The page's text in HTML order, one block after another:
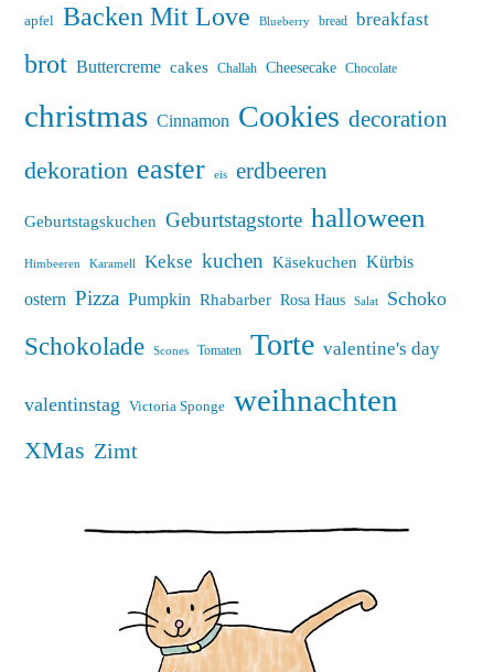
apfel Backen Mit Love Blueberry bread breakfast
brot Buttercreme cakes Challah Cheesecake Chocolate
christmas Cinnamon Cookies decoration
dekoration easter eis erdbeeren
Geburtstagskuchen Geburtstagstorte halloween
Himbeeren Karamell Kekse kuchen Käsekuchen Kürbis
ostern Pizza Pumpkin Rhabarber Rosa Haus Salat Schoko
Schokolade Scones Tomaten Torte valentine's day
valentinstag Victoria Sponge weihnachten
XMas Zimt